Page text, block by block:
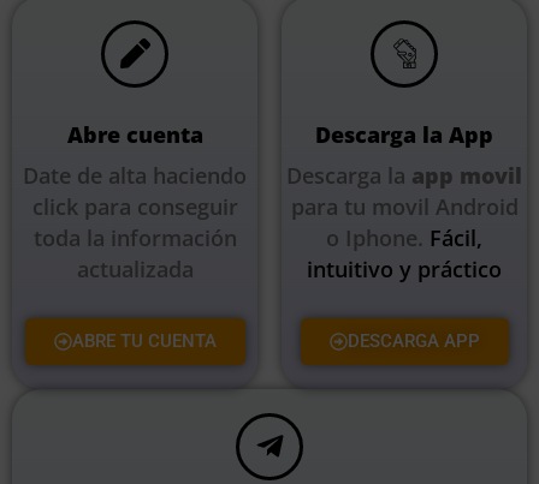
Abre cuenta
Date de alta haciendo
click para conseguir
toda la información
actualizada
ABRE TU CUENTA
Descarga la App
Descarga la app movil
para tu movil Android
o Iphone. Fácil,
intuitivo y práctico
DESCARGA APP